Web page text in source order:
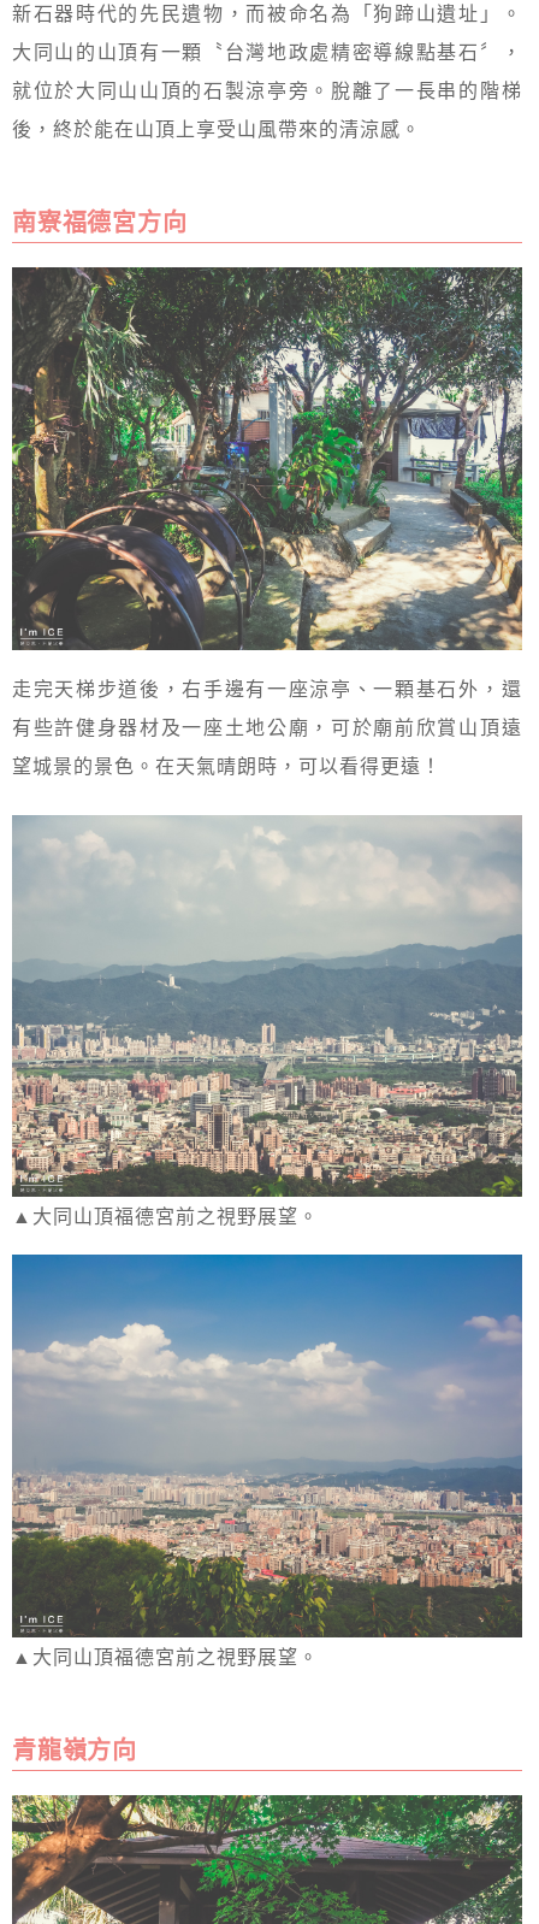
新石器時代的先民遺物，而被命名為「狗蹄山遺址」。
大同山的山頂有一顆〝台灣地政處精密導線點基石〞，
就位於大同山山頂的石製涼亭旁。脫離了一長串的階梯
後，終於能在山頂上享受山風帶來的清涼感。
南寮福德宮方向
走完天梯步道後，右手邊有一座涼亭、一顆基石外，還
有些許健身器材及一座土地公廟，可於廟前欣賞山頂遠
望城景的景色。在天氣晴朗時，可以看得更遠！
▲大同山頂福德宮前之視野展望。
▲大同山頂福德宮前之視野展望。
青龍嶺方向